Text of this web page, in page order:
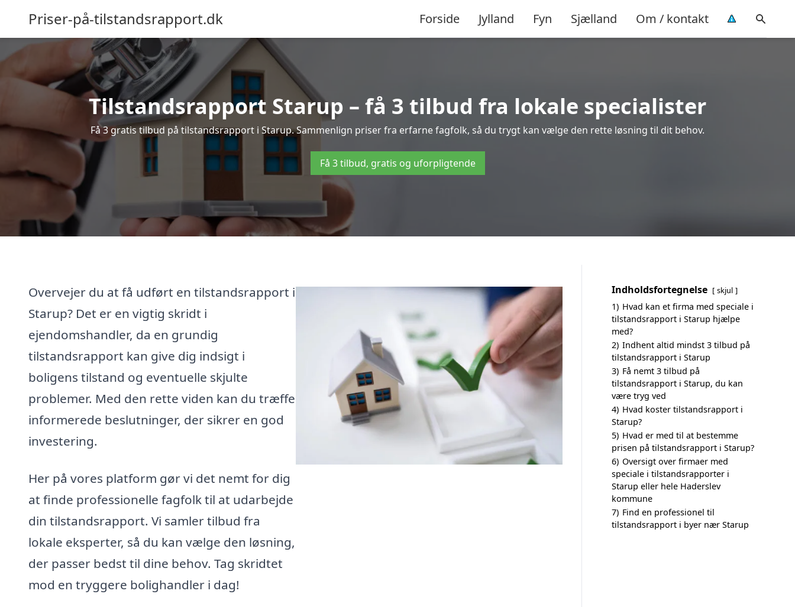
Priser-på-tilstandsrapport.dk Forside Jylland Fyn Sjælland Om / kontakt
Tilstandsrapport Starup – få 3 tilbud fra lokale specialister
Få 3 gratis tilbud på tilstandsrapport i Starup. Sammenlign priser fra erfarne fagfolk, så du trygt kan vælge den rette løsning til dit behov.
Få 3 tilbud, gratis og uforpligtende
Overvejer du at få udført en tilstandsrapport i
Starup? Det er en vigtig skridt i
ejendomshandler, da en grundig
tilstandsrapport kan give dig indsigt i
boligens tilstand og eventuelle skjulte
problemer. Med den rette viden kan du træffe
informerede beslutninger, der sikrer en god
investering.
Her på vores platform gør vi det nemt for dig
at finde professionelle fagfolk til at udarbejde
din tilstandsrapport. Vi samler tilbud fra
lokale eksperter, så du kan vælge den løsning,
der passer bedst til dine behov. Tag skridtet
mod en tryggere bolighandler i dag!
Indholdsfortegnelse skjul
1) Hvad kan et firma med speciale i
tilstandsrapport i Starup hjælpe
med?
2) Indhent altid mindst 3 tilbud på
tilstandsrapport i Starup
3) Få nemt 3 tilbud på
tilstandsrapport i Starup, du kan
være tryg ved
4) Hvad koster tilstandsrapport i
Starup?
5) Hvad er med til at bestemme
prisen på tilstandsrapport i Starup?
6) Oversigt over firmaer med
speciale i tilstandsrapporter i
Starup eller hele Haderslev
kommune
7) Find en professionel til
tilstandsrapport i byer nær Starup